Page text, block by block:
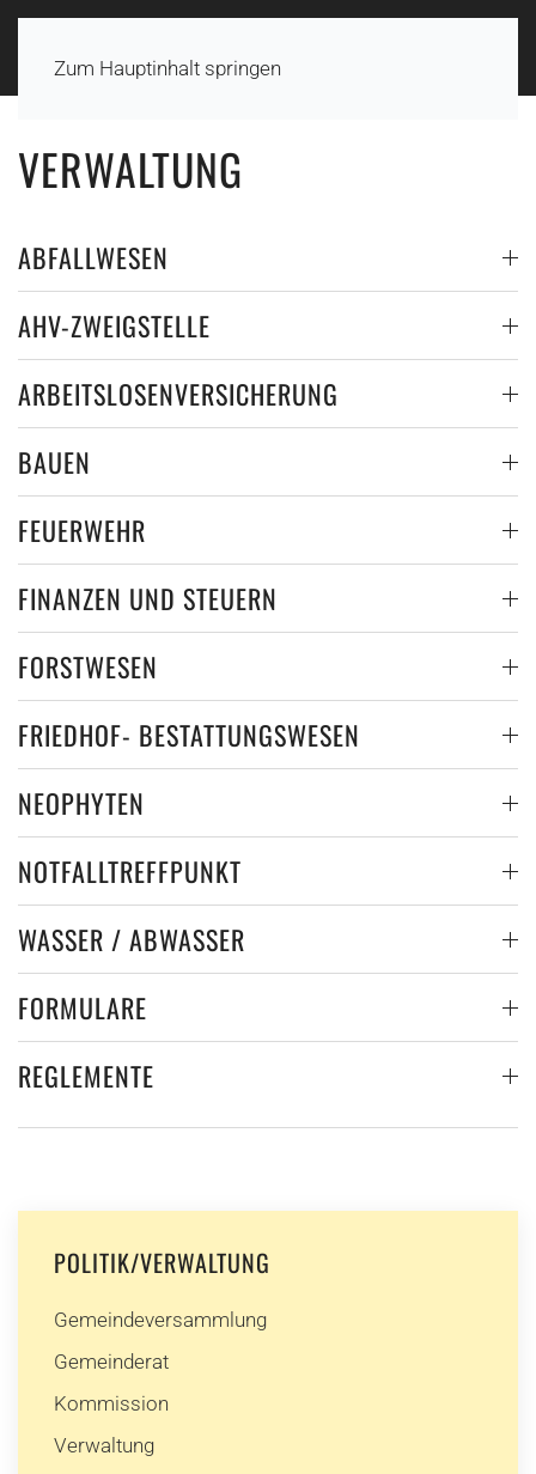
Zum Hauptinhalt springen
VERWALTUNG
ABFALLWESEN
AHV-ZWEIGSTELLE
ARBEITSLOSENVERSICHERUNG
BAUEN
FEUERWEHR
FINANZEN UND STEUERN
FORSTWESEN
FRIEDHOF- BESTATTUNGSWESEN
NEOPHYTEN
NOTFALLTREFFPUNKT
WASSER / ABWASSER
FORMULARE
REGLEMENTE
POLITIK/VERWALTUNG
Gemeindeversammlung
Gemeinderat
Kommission
Verwaltung